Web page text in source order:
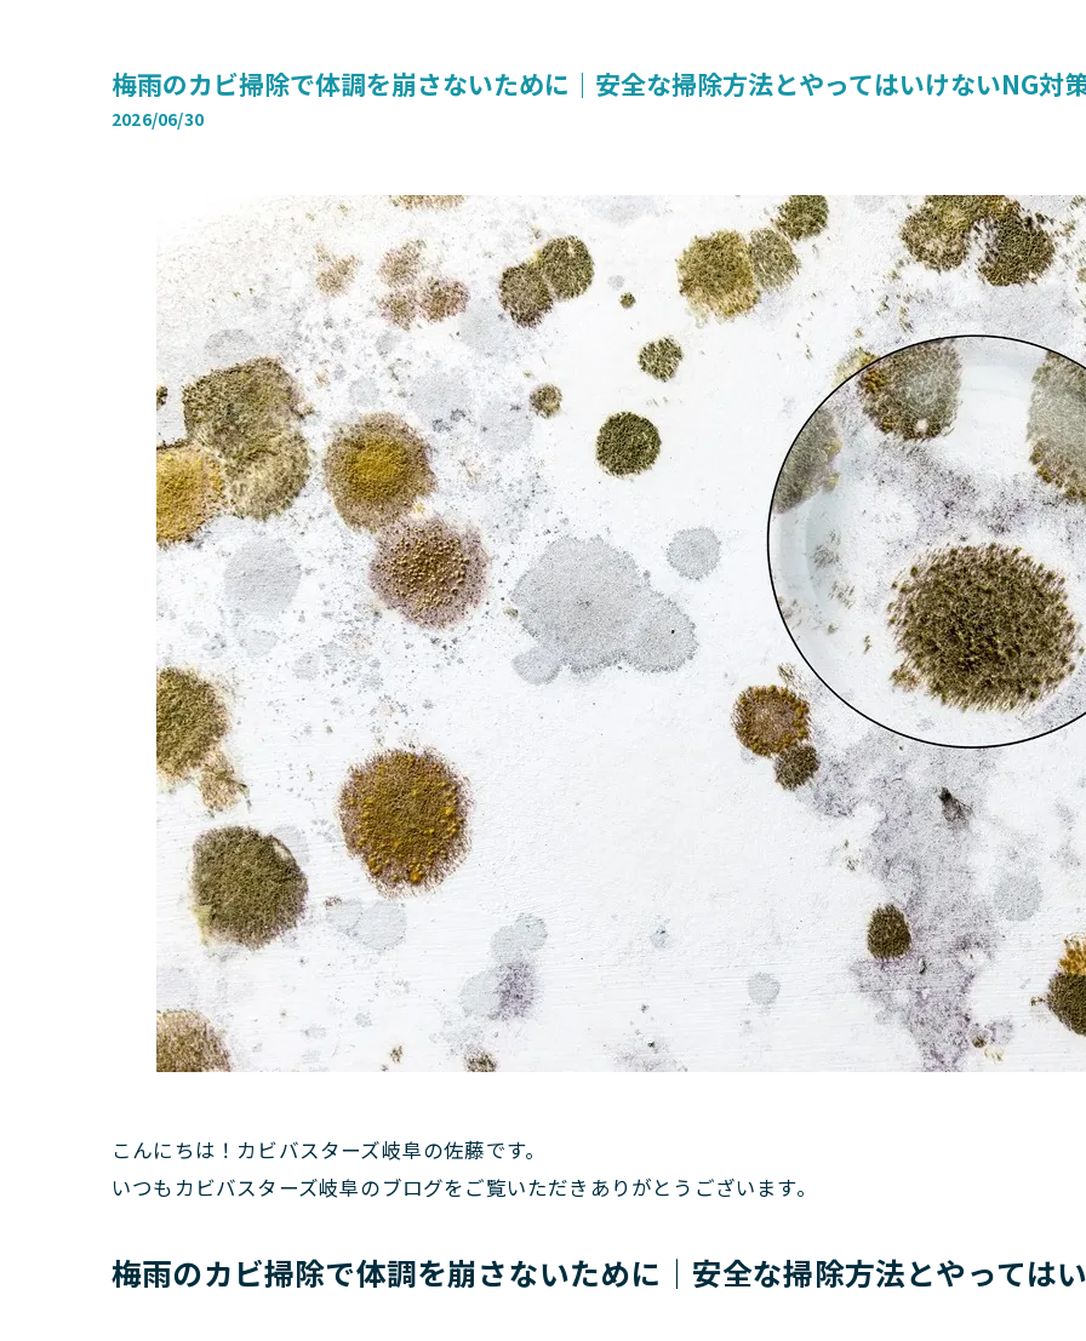
梅雨のカビ掃除で体調を崩さないために｜安全な掃除方法とやってはいけないNG対
2026/06/30
こんにちは！カビバスターズ岐阜の佐藤です。
いつもカビバスターズ岐阜のブログをご覧いただきありがとうございます。
梅雨のカビ掃除で体調を崩さないために｜安全な掃除方法とやっては